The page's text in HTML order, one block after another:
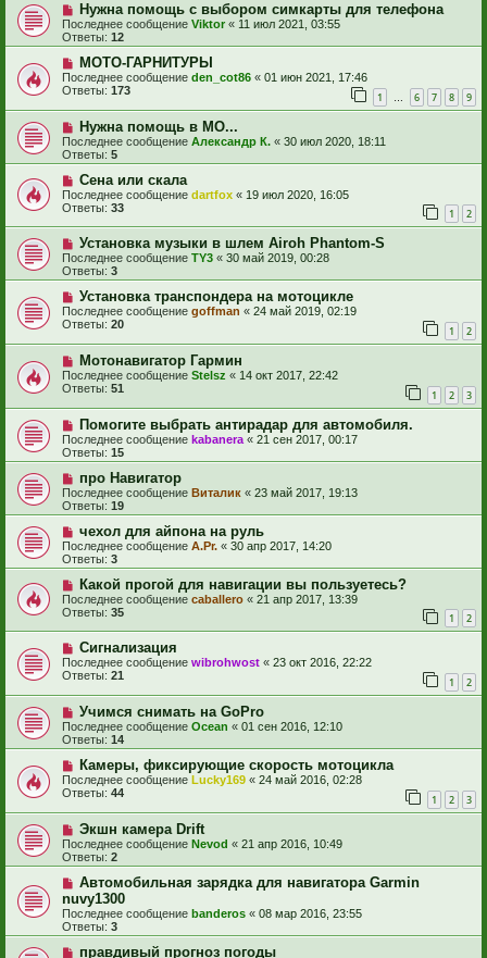
Нужна помощь с выбором симкарты для телефона
Последнее сообщение Viktor « 11 июл 2021, 03:55
Ответы: 12
МОТО-ГАРНИТУРЫ
Последнее сообщение den_cot86 « 01 июн 2021, 17:46
Ответы: 173 1 … 6 7 8 9
Нужна помощь в МО...
Последнее сообщение Александр К. « 30 июл 2020, 18:11
Ответы: 5
Сена или скала
Последнее сообщение dartfox « 19 июл 2020, 16:05
Ответы: 33 1 2
Установка музыки в шлем Airoh Phantom-S
Последнее сообщение TY3 « 30 май 2019, 00:28
Ответы: 3
Установка транспондера на мотоцикле
Последнее сообщение goffman « 24 май 2019, 02:19
Ответы: 20 1 2
Мотонавигатор Гармин
Последнее сообщение Stelsz « 14 окт 2017, 22:42
Ответы: 51 1 2 3
Помогите выбрать антирадар для автомобиля.
Последнее сообщение kabanera « 21 сен 2017, 00:17
Ответы: 15
про Навигатор
Последнее сообщение Виталик « 23 май 2017, 19:13
Ответы: 19
чехол для айпона на руль
Последнее сообщение A.Pr. « 30 апр 2017, 14:20
Ответы: 3
Какой прогой для навигации вы пользуетесь?
Последнее сообщение caballero « 21 апр 2017, 13:39
Ответы: 35 1 2
Сигнализация
Последнее сообщение wibrohwost « 23 окт 2016, 22:22
Ответы: 21 1 2
Учимся снимать на GoPro
Последнее сообщение Ocean « 01 сен 2016, 12:10
Ответы: 14
Камеры, фиксирующие скорость мотоцикла
Последнее сообщение Lucky169 « 24 май 2016, 02:28
Ответы: 44 1 2 3
Экшн камера Drift
Последнее сообщение Nevod « 21 апр 2016, 10:49
Ответы: 2
Автомобильная зарядка для навигатора Garmin
nuvy1300
Последнее сообщение banderos « 08 мар 2016, 23:55
Ответы: 3
правдивый прогноз погоды